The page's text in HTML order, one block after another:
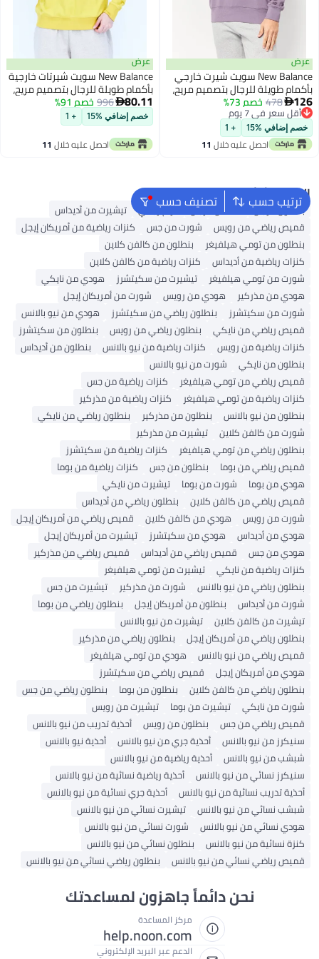
عرض
New Balance سويت شيرت خارجي
بأكمام طويلة للرجال بتصميم مريح،
بنفسجي
126
478 خصم 73%
أقل سعر في 7 يوم
أقل سعر في 7 يوم
خصم إضافي %15 + 1
احصل عليه خلال 11
عرض
New Balance سويت شيرتات خارجية
بأكمام طويلة للرجال بتصميم مريح،
أصفر 80.11
996 خصم 91%
خصم إضافي %15 + 1
احصل عليه خلال 11
ترتيب حسب تصنيف حسب البحث الشائع
بنطلون للرجال قمصان للرجال حزام رجالي
تيشيرت من أديداس
قميص رياضي من رويس
شورت من جس
كنزات رياضية من أمريكان إيجل
بنطلون من تومي هيلفيغر
بنطلون من كالفن كلاين
كنزات رياضية من أديداس
كنزات رياضية من كالفن كلاين
شورت من تومي هيلفيغر
تيشيرت من سكيتشرز
هودي من نايكي
هودي من مذركير
هودي من رويس
شورت من أمريكان إيجل
شورت من سكيتشرز
بنطلون رياضي من سكيتشرز
هودي من نيو بالانس
قميص رياضي من نايكي
بنطلون رياضي من رويس
بنطلون من سكيتشرز
كنزات رياضية من رويس
كنزات رياضية من نيو بالانس
بنطلون من أديداس
بنطلون من نايكي
شورت من نيو بالانس
قميص رياضي من تومي هيلفيغر
كنزات رياضية من جس
كنزات رياضية من تومي هيلفيغر
كنزات رياضية من مذركير
بنطلون من نيو بالانس
بنطلون من مذركير
بنطلون رياضي من نايكي
شورت من كالفن كلاين
تيشيرت من مذركير
بنطلون رياضي من تومي هيلفيغر
كنزات رياضية من سكيتشرز
قميص رياضي من بوما
بنطلون من جس
كنزات رياضية من بوما
هودي من بوما
شورت من بوما
تيشيرت من نايكي
قميص رياضي من كالفن كلاين
بنطلون رياضي من أديداس
شورت من رويس
هودي من كالفن كلاين
قميص رياضي من أمريكان إيجل
هودي من أديداس
هودي من سكيتشرز
تيشيرت من أمريكان إيجل
هودي من جس
قميص رياضي من أديداس
قميص رياضي من مذركير
كنزات رياضية من نايكي
تيشيرت من تومي هيلفيغر
بنطلون رياضي من نيو بالانس
شورت من مذركير
تيشيرت من جس
شورت من أديداس
بنطلون من أمريكان إيجل
بنطلون رياضي من بوما
تيشيرت من كالفن كلاين
تيشيرت من نيو بالانس
بنطلون رياضي من أمريكان إيجل
بنطلون رياضي من مذركير
قميص رياضي من نيو بالانس
هودي من تومي هيلفيغر
هودي من أمريكان إيجل
قميص رياضي من سكيتشرز
بنطلون رياضي من كالفن كلاين
بنطلون من بوما
بنطلون رياضي من جس
شورت من نايكي
تيشيرت من بوما
تيشيرت من رويس
قميص رياضي من جس
بنطلون من رويس
أحذية تدريب من نيو بالانس
سنيكرز من نيو بالانس
أحذية جري من نيو بالانس
أحذية نيو بالانس
شبشب من نيو بالانس
أحذية رياضية من نيو بالانس
سنيكرز نسائي من نيو بالانس
أحذية رياضية نسائية من نيو بالانس
أحذية تدريب نسائية من نيو بالانس
أحذية جري نسائية من نيو بالانس
شبشب نسائي من نيو بالانس
تيشيرت نسائي من نيو بالانس
هودي نسائي من نيو بالانس
شورت نسائي من نيو بالانس
كنزة نسائية من نيو بالانس
بنطلون نسائي من نيو بالانس
قميص رياضي نسائي من نيو بالانس
بنطلون رياضي نسائي من نيو بالانس
نحن دائماً جاهزون لمساعدتك
مركز المساعدة
help.noon.com
الدعم عبر البريد الإلكتروني